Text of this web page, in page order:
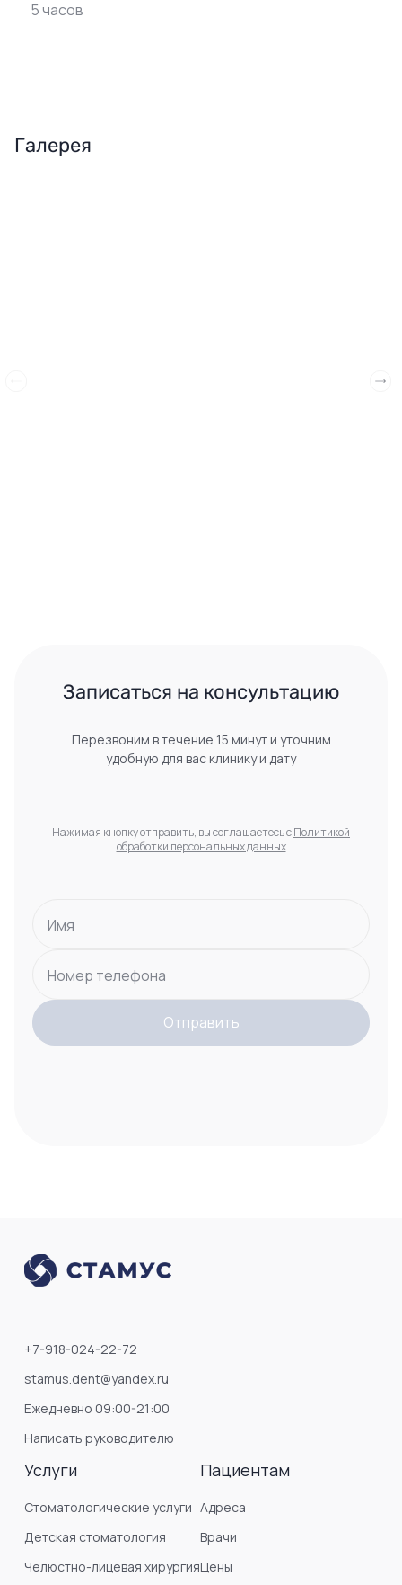
5 часов
Галерея
Записаться на консультацию
Перезвоним в течение 15 минут и уточним
удобную для вас клинику и дату
Нажимая кнопку отправить, вы соглашаетесь сПолитикой
обработки персональных данных
Имя
Номер телефона
Отправить
+7-918-024-22-72
stamus.dent@yandex.ru
Ежедневно 09:00-21:00
Написать руководителю
Услуги
Стоматологические услуги
Детская стоматология
Челюстно-лицевая хирургия
Пациентам
Адреса
Врачи
Цены